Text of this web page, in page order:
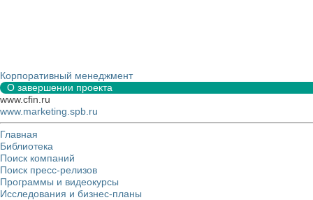
Корпоративный менеджмент
О завершении проекта
www.cfin.ru
www.marketing.spb.ru
Главная
Библиотека
Поиск компаний
Поиск пресс-релизов
Программы и видеокурсы
Исследования и бизнес-планы